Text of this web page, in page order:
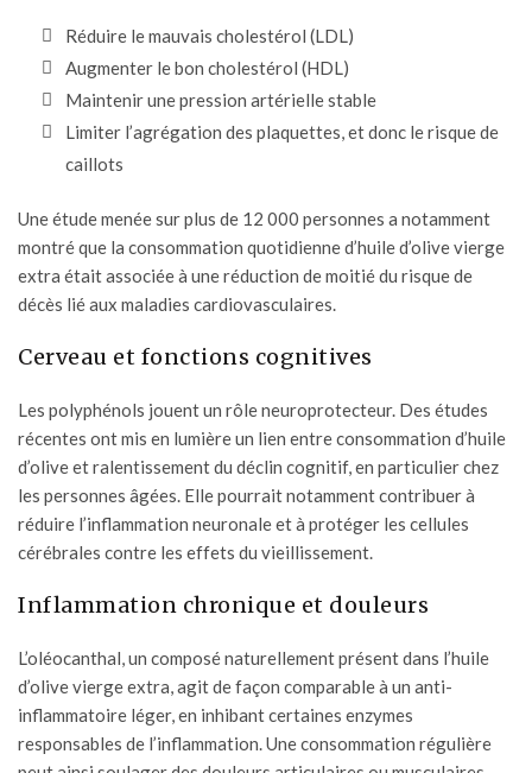
Réduire le mauvais cholestérol (LDL)
Augmenter le bon cholestérol (HDL)
Maintenir une pression artérielle stable
Limiter l’agrégation des plaquettes, et donc le risque de
caillots
Une étude menée sur plus de 12 000 personnes a notamment
montré que la consommation quotidienne d’huile d’olive vierge
extra était associée à une réduction de moitié du risque de
décès lié aux maladies cardiovasculaires.
Cerveau et fonctions cognitives
Les polyphénols jouent un rôle neuroprotecteur. Des études
récentes ont mis en lumière un lien entre consommation d’huile
d’olive et ralentissement du déclin cognitif, en particulier chez
les personnes âgées. Elle pourrait notamment contribuer à
réduire l’inflammation neuronale et à protéger les cellules
cérébrales contre les effets du vieillissement.
Inflammation chronique et douleurs
L’oléocanthal, un composé naturellement présent dans l’huile
d’olive vierge extra, agit de façon comparable à un anti-
inflammatoire léger, en inhibant certaines enzymes
responsables de l’inflammation. Une consommation régulière